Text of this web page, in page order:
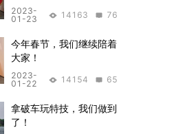
2023-
01-23
14163 76
今年春节，我们继续陪着
大家！
2023-
01-22
14154 65
拿破车玩特技，我们做到
了！